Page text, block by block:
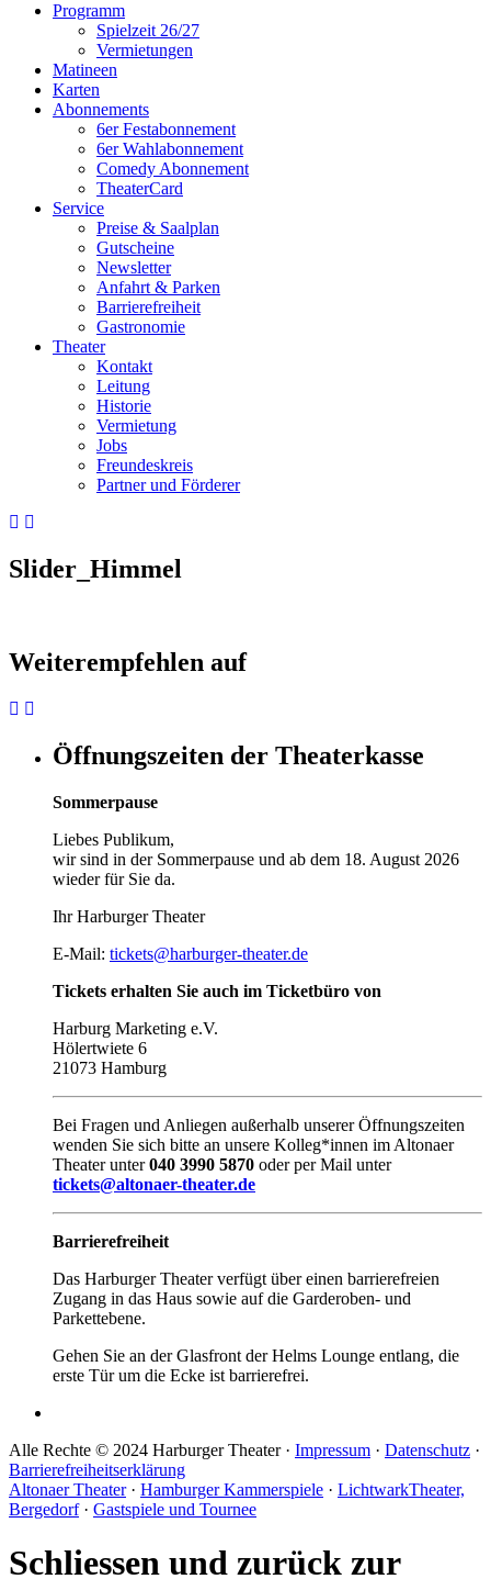
Programm
Spielzeit 26/27
Vermietungen
Matineen
Karten
Abonnements
6er Festabonnement
6er Wahlabonnement
Comedy Abonnement
TheaterCard
Service
Preise & Saalplan
Gutscheine
Newsletter
Anfahrt & Parken
Barrierefreiheit
Gastronomie
Theater
Kontakt
Leitung
Historie
Vermietung
Jobs
Freundeskreis
Partner und Förderer
Slider_Himmel
Weiterempfehlen auf
Öffnungszeiten der Theaterkasse
Sommerpause
Liebes Publikum,
wir sind in der Sommerpause und ab dem 18. August 2026
wieder für Sie da.
Ihr Harburger Theater
E-Mail: tickets@harburger-theater.de
Tickets erhalten Sie auch im Ticketbüro von
Harburg Marketing e.V.
Hölertwiete 6
21073 Hamburg
Bei Fragen und Anliegen außerhalb unserer Öffnungszeiten
wenden Sie sich bitte an unsere Kolleg*innen im Altonaer
Theater unter040 3990 5870 oder per Mail unter
tickets@altonaer-theater.de
Barrierefreiheit
Das Harburger Theater verfügt über einen barrierefreien
Zugang in das Haus sowie auf die Garderoben- und
Parkettebene.
Gehen Sie an der Glasfront der Helms Lounge entlang, die
erste Tür um die Ecke ist barrierefrei.
Alle Rechte © 2024 Harburger Theater · Impressum · Datenschutz ·
Barrierefreiheitserklärung
Altonaer Theater· Hamburger Kammerspiele · LichtwarkTheater,
Bergedorf· Gastspiele und Tournee
Schliessen und zurück zur